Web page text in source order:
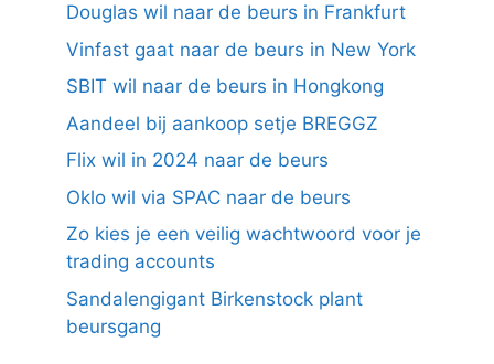
Douglas wil naar de beurs in Frankfurt
Vinfast gaat naar de beurs in New York
SBIT wil naar de beurs in Hongkong
Aandeel bij aankoop setje BREGGZ
Flix wil in 2024 naar de beurs
Oklo wil via SPAC naar de beurs
Zo kies je een veilig wachtwoord voor je
trading accounts
Sandalengigant Birkenstock plant
beursgang